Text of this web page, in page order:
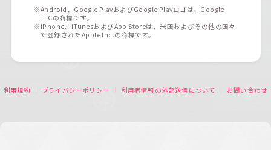
※Android、Google PlayおよびGoogle Playロゴは、Google
LLCの商標です。
※iPhone、iTunesおよびApp Storeは、米国およびその他の国々
で登録されたApple Inc.の商標です。
利用規約 プライバシーポリシー 利用者情報の外部送信について お問い合わせ